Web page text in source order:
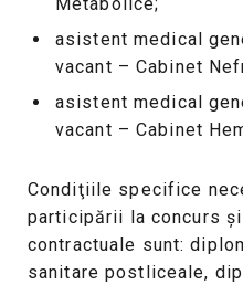
asistent medical
vacant – Cabinet
asistent medical
vacant – Cabinet
Condiţiile specifice
participării la concurs
contractuale sunt:
sanitare postliceale,